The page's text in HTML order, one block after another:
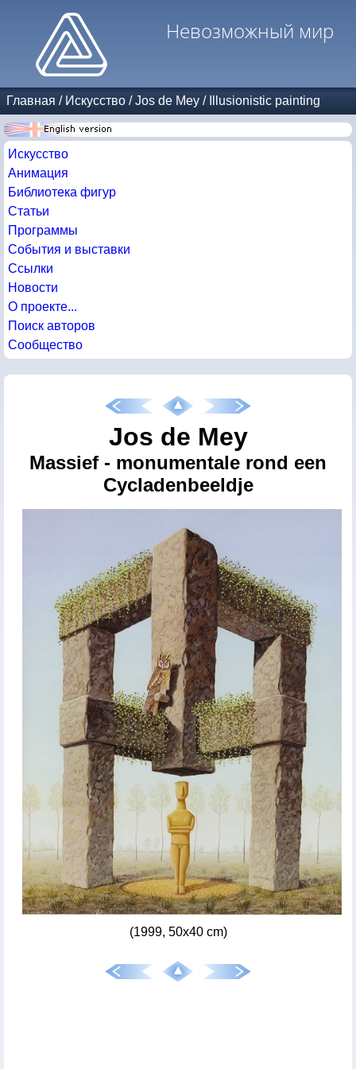
Невозможный мир
Главная / Искусство /Jos de Mey / Illusionistic painting
Искусство
Анимация
Библиотека фигур
Статьи
Программы
События и выставки
Ссылки
Новости
О проекте...
Поиск авторов
Сообщество
Jos de Mey
Massief - monumentale rond een
Cycladenbeeldje
(1999, 50x40 cm)